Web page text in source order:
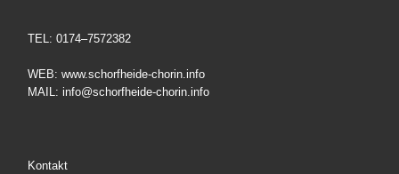
TEL: 0174–7572382
WEB: www.schorfheide-chorin.info
MAIL: info@schorfheide-chorin.info
Kontakt